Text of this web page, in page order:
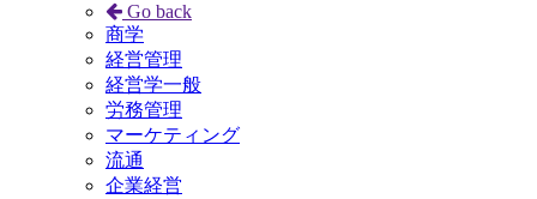
Go back
商学
経営管理
経営学一般
労務管理
マーケティング
流通
企業経営